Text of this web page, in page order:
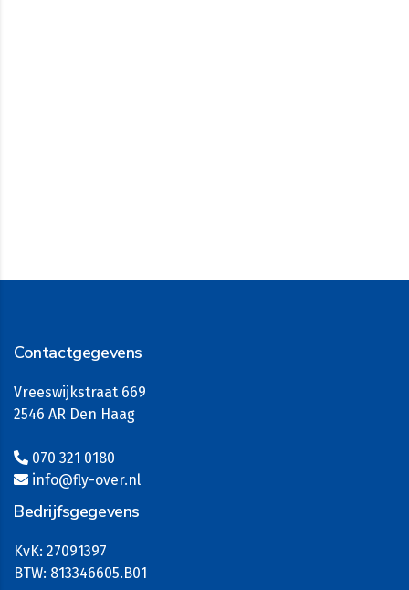
Contactgegevens
Vreeswijkstraat 669
2546 AR Den Haag
070 321 0180
info@fly-over.nl
Bedrijfsgegevens
KvK: 27091397
BTW: 813346605.B01